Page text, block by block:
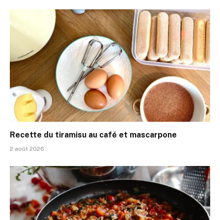
Recette du tiramisu au café et mascarpone
2 août 2026